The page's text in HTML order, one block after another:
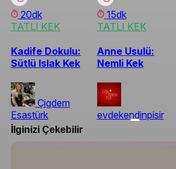
20dk
TATLI KEK
Kadife Dokulu:
Sütlü Islak Kek
Çigdem
Esastürk
15dk
TATLI KEK
Anne Usulü:
Nemli Kek
evdekendinpisir